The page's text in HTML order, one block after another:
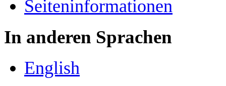
Seiten­­informationen
In anderen Sprachen
English